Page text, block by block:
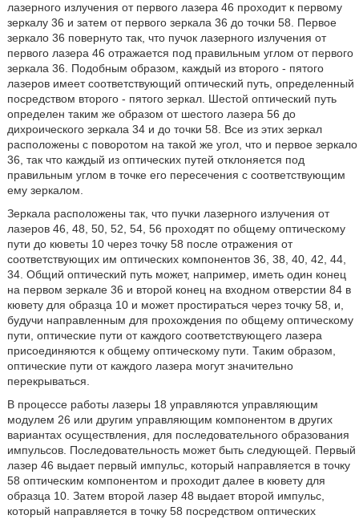
лазерного излучения от первого лазера 46 проходит к первому
зеркалу 36 и затем от первого зеркала 36 до точки 58. Первое
зеркало 36 повернуто так, что пучок лазерного излучения от
первого лазера 46 отражается под правильным углом от первого
зеркала 36. Подобным образом, каждый из второго - пятого
лазеров имеет соответствующий оптический путь, определенный
посредством второго - пятого зеркал. Шестой оптический путь
определен таким же образом от шестого лазера 56 до
дихроического зеркала 34 и до точки 58. Все из этих зеркал
расположены с поворотом на такой же угол, что и первое зеркало
36, так что каждый из оптических путей отклоняется под
правильным углом в точке его пересечения с соответствующим
ему зеркалом.
Зеркала расположены так, что пучки лазерного излучения от
лазеров 46, 48, 50, 52, 54, 56 проходят по общему оптическому
пути до кюветы 10 через точку 58 после отражения от
соответствующих им оптических компонентов 36, 38, 40, 42, 44,
34. Общий оптический путь может, например, иметь один конец
на первом зеркале 36 и второй конец на входном отверстии 84 в
кювету для образца 10 и может простираться через точку 58, и,
будучи направленным для прохождения по общему оптическому
пути, оптические пути от каждого соответствующего лазера
присоединяются к общему оптическому пути. Таким образом,
оптические пути от каждого лазера могут значительно
перекрываться.
В процессе работы лазеры 18 управляются управляющим
модулем 26 или другим управляющим компонентом в других
вариантах осуществления, для последовательного образования
импульсов. Последовательность может быть следующей. Первый
лазер 46 выдает первый импульс, который направляется в точку
58 оптическим компонентом и проходит далее в кювету для
образца 10. Затем второй лазер 48 выдает второй импульс,
который направляется в точку 58 посредством оптических